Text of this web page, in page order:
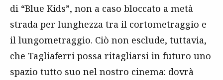
di “Blue Kids”, non a caso bloccato a metà
strada per lunghezza tra il cortometraggio e
il lungometraggio. Ciò non esclude, tuttavia,
che Tagliaferri possa ritagliarsi in futuro uno
spazio tutto suo nel nostro cinema: dovrà